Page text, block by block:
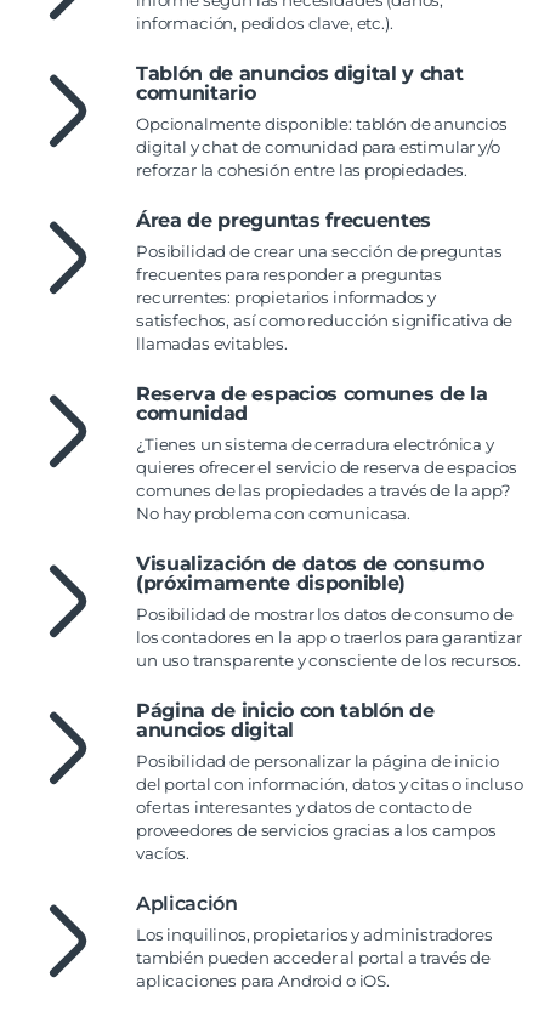
información, pedidos clave, etc.).
Tablón de anuncios digital y chat
comunitario
Opcionalmente disponible: tablón de anuncios
digital y chat de comunidad para estimular y/o
reforzar la cohesión entre las propiedades.
Área de preguntas frecuentes
Posibilidad de crear una sección de preguntas
frecuentes para responder a preguntas
recurrentes: propietarios informados y
satisfechos, así como reducción significativa de
llamadas evitables.
Reserva de espacios comunes de la
comunidad
¿Tienes un sistema de cerradura electrónica y
quieres ofrecer el servicio de reserva de espacios
comunes de las propiedades a través de la app?
No hay problema con comunicasa.
Visualización de datos de consumo
(próximamente disponible)
Posibilidad de mostrar los datos de consumo de
los contadores en la app o traerlos para garantizar
un uso transparente y consciente de los recursos.
Página de inicio con tablón de
anuncios digital
Posibilidad de personalizar la página de inicio
del portal con información, datos y citas o incluso
ofertas interesantes y datos de contacto de
proveedores de servicios gracias a los campos
vacíos.
Aplicación
Los inquilinos, propietarios y administradores
también pueden acceder al portal a través de
aplicaciones para Android o iOS.